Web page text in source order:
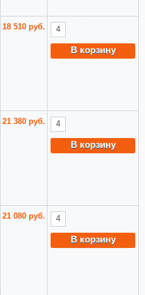
18 510 руб.
В корзину
21 380 руб.
В корзину
21 080 руб.
В корзину